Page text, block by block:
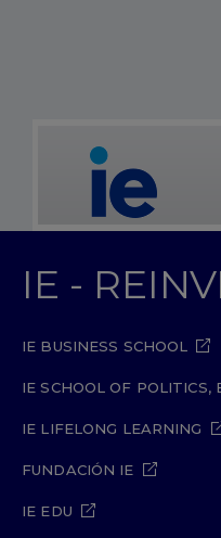
IE -
IE BUSINESS SCHOOL
IE SCHOOL OF POLITICS,
IE LIFELONG LEARNING
FUNDACIÓN IE
IE EDU